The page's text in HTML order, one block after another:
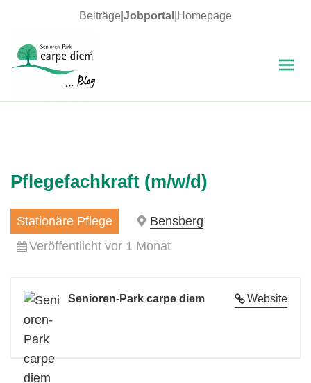
Beiträge Jobportal Homepage
Pflegefachkraft (m/w/d)
Stationäre Pflege
Bensberg
Veröffentlicht vor 1 Monat
Website
Senioren-Park carpe diem